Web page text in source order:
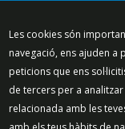
Les cookies són
navegació, ens ajuden
peticions que ens
de tercers per a
relacionada amb les